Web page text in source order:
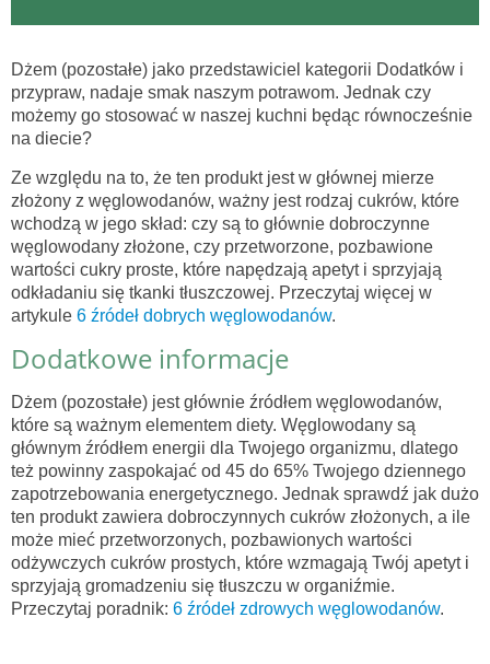
Dżem (pozostałe) jako przedstawiciel kategorii Dodatków i
przypraw, nadaje smak naszym potrawom. Jednak czy
możemy go stosować w naszej kuchni będąc równocześnie
na diecie?
Ze względu na to, że ten produkt jest w głównej mierze
złożony z węglowodanów, ważny jest rodzaj cukrów, które
wchodzą w jego skład: czy są to głównie dobroczynne
węglowodany złożone, czy przetworzone, pozbawione
wartości cukry proste, które napędzają apetyt i sprzyjają
odkładaniu się tkanki tłuszczowej. Przeczytaj więcej w
artykule 6 źródeł dobrych węglowodanów.
Dodatkowe informacje
Dżem (pozostałe) jest głównie źródłem węglowodanów,
które są ważnym elementem diety. Węglowodany są
głównym źródłem energii dla Twojego organizmu, dlatego
też powinny zaspokajać od 45 do 65% Twojego dziennego
zapotrzebowania energetycznego. Jednak sprawdź jak dużo
ten produkt zawiera dobroczynnych cukrów złożonych, a ile
może mieć przetworzonych, pozbawionych wartości
odżywczych cukrów prostych, które wzmagają Twój apetyt i
sprzyjają gromadzeniu się tłuszczu w organiźmie.
Przeczytaj poradnik: 6 źródeł zdrowych węglowodanów.